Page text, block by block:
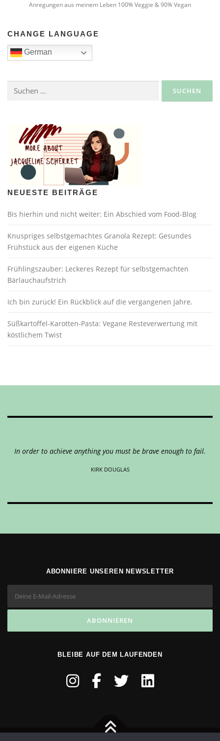
Anregungen aus meinem Leben 100% Veggie & 90% Vegan
CHANGE LANGUAGE
German
nach:
NEUESTE BEITRÄGE
Bis hierhin und nicht weiter: Ein Abschied vom Food-Blog
Knuspriges selbstgemachtes Granola Rezept: Gesundes
Frühstück aus der eigenen Küche
Frühlingszauber: Leckeres Rezept für selbstgemachten
Bärlauchaufstrich
Ich bin zurück! Ein Rückblick auf die vergangenen Jahre.
Süßkartoffel-Karotten-Pasta: Vegane Resteverwertung mit
köstlichem Twist
In order to achieve anything you must be brave enough to fail.
KIRK DOUGLAS
ABONNIERE UNSEREN NEWSLETTER
BLEIBE AUF DEM LAUFENDEN